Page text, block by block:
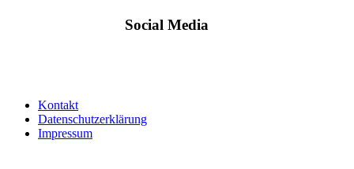
Social Media
Kontakt
Datenschutzerklärung
Impressum